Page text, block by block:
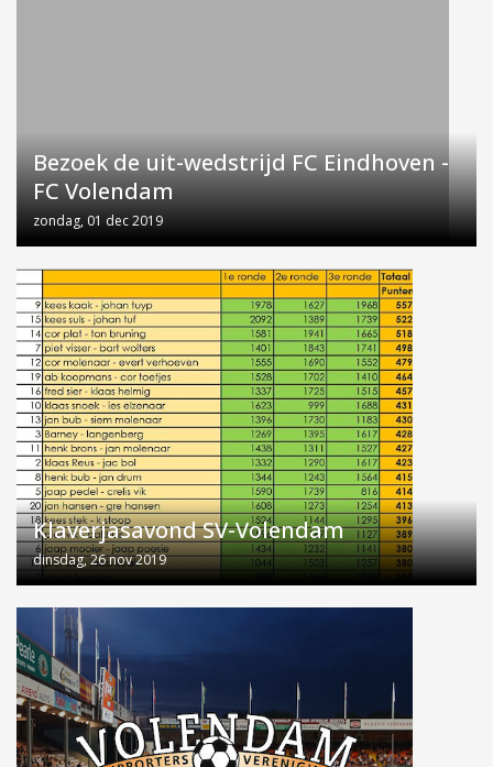
Bezoek de uit-wedstrijd FC Eindhoven -
FC Volendam
zondag, 01 dec 2019
Klaverjasavond SV-Volendam
dinsdag, 26 nov 2019